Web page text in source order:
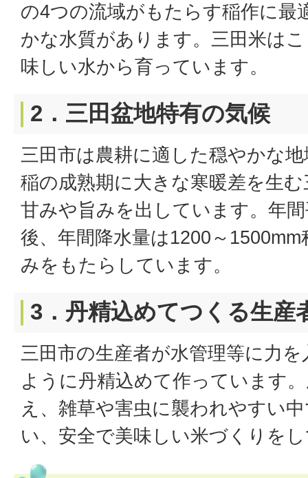
の4つの流域がもたらす稲作に最
かな水質があります。三田米は
味しい水から育っています。
2．三田盆地特有の気候
三田市は農耕に適した穏やかな
稲の成熟期に大きな寒暖差を生
甘みや旨みを出しています。年
後、年間降水量は1200～
みをもたらしています。
3．丹精込めてつくる生産
三田市の生産者が水管理等に力
ように丹精込めて作っています
え、雑草や害虫に襲われやすい
い、安全で美味しい米づくりを